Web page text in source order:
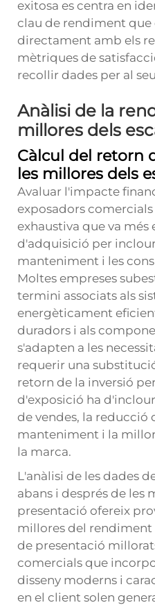
exitosa es centra en
clau de rendiment que
directament amb els
mètriques de
recollir dades per al
Anàlisi de la
millores dels
Càlcul del retorn
les millores dels
Avaluar l'impacte
exposadors
exhaustiva que va
d'adquisició per
manteniment i les
Moltes empreses
termini associats als
energèticament
duradors i als
s'adapten a les
requerir una
retorn de la inversió
d'exposició ha
de vendes, la reducció
manteniment i la
la marca.
L'anàlisi de les dades
abans i després de les
presentació ofereix
millores del rendiment
de presentació
comercials que
disseny moderns i
en el client solen